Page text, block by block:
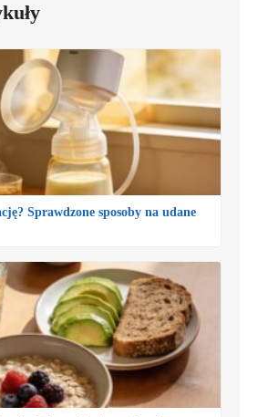
Sprawdzone sposoby na udane